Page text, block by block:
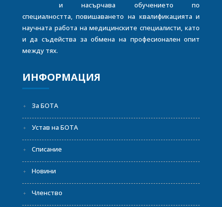
и насърчава обучението по
специалността, повишаването на квалификацията и
научната работа на медицинските специалисти, като
и да съдейства за обмена на професионален опит
между тях.
ИНФОРМАЦИЯ
За БОТА
Устав на БОТА
Списание
Новини
Членство